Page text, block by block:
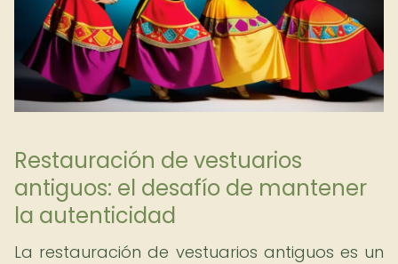
Restauración de vestuarios
antiguos: el desafío de mantener
la autenticidad
La restauración de vestuarios antiguos es un